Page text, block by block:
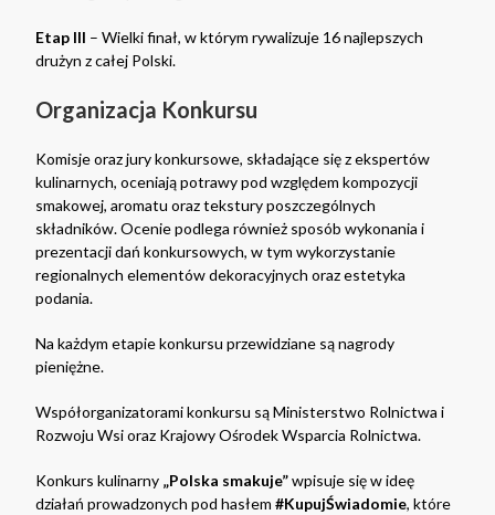
Etap III – Wielki finał, w którym rywalizuje 16 najlepszych
drużyn z całej Polski.
Organizacja Konkursu
Komisje oraz jury konkursowe, składające się z ekspertów
kulinarnych, oceniają potrawy pod względem kompozycji
smakowej, aromatu oraz tekstury poszczególnych
składników. Ocenie podlega również sposób wykonania i
prezentacji dań konkursowych, w tym wykorzystanie
regionalnych elementów dekoracyjnych oraz estetyka
podania.
Na każdym etapie konkursu przewidziane są nagrody
pieniężne.
Współorganizatorami konkursu są Ministerstwo Rolnictwa i
Rozwoju Wsi oraz Krajowy Ośrodek Wsparcia Rolnictwa.
Konkurs kulinarny „Polska smakuje”wpisuje się w ideę
działań prowadzonych pod hasłem#KupujŚwiadomie, które